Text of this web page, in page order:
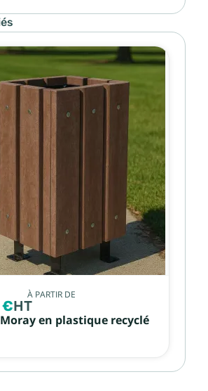
À PARTIR DE
€HT
en plastique recyclé